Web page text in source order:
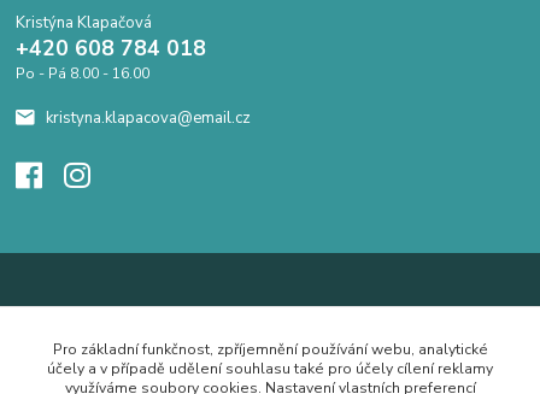
Kristýna Klapačová
+420 608 784 018
Po - Pá 8.00 - 16.00
kristyna.klapacova@email.cz
Pro základní funkčnost, zpříjemnění používání webu, analytické
účely a v případě udělení souhlasu také pro účely cílení reklamy
využíváme soubory cookies. Nastavení vlastních preferencí